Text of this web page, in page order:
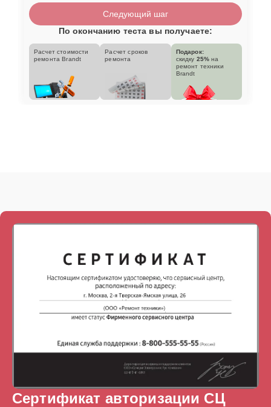
Следующий шаг
По окончанию теста вы получаете:
Расчет стоимости
ремонта Brandt
Расчет сроков
ремонта
Подарок:
скидку 25% на
ремонт техники
Brandt
Сертификат авторизации СЦ